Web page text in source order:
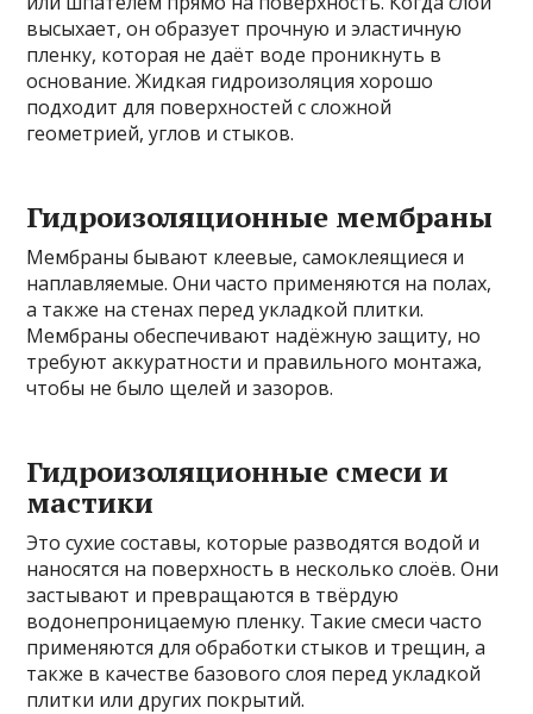
высыхает, он образует прочную и эластичную
пленку, которая не даёт воде проникнуть в
основание. Жидкая гидроизоляция хорошо
подходит для поверхностей с сложной
геометрией, углов и стыков.
Гидроизоляционные мембраны
Мембраны бывают клеевые, самоклеящиеся и
наплавляемые. Они часто применяются на полах,
а также на стенах перед укладкой плитки.
Мембраны обеспечивают надёжную защиту, но
требуют аккуратности и правильного монтажа,
чтобы не было щелей и зазоров.
Гидроизоляционные смеси и
мастики
Это сухие составы, которые разводятся водой и
наносятся на поверхность в несколько слоёв. Они
застывают и превращаются в твёрдую
водонепроницаемую пленку. Такие смеси часто
применяются для обработки стыков и трещин, а
также в качестве базового слоя перед укладкой
плитки или других покрытий.